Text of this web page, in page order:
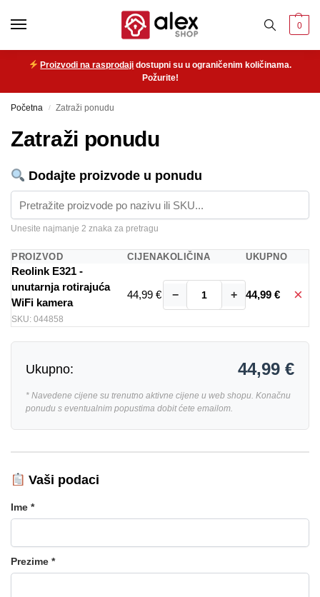
0
Proizvodi na rasprodaji dostupni su u ograničenim količinama.
Požurite!
Početna / Zatraži ponudu
Zatraži ponudu
Dodajte proizvode u ponudu
Unesite najmanje 2 znaka za pretragu
PROIZVOD CIJENAKOLIČINA UKUPNO
Reolink E321 -
unutarnja rotirajuća
WiFi kamera
SKU: 044858
44,99 € − + 44,99 € ×
Ukupno: 44,99 €
* Navedene cijene su trenutno aktivne cijene u web shopu. Konačnu
ponudu s eventualnim popustima dobit ćete emailom.
Vaši podaci
Ime *
Prezime *